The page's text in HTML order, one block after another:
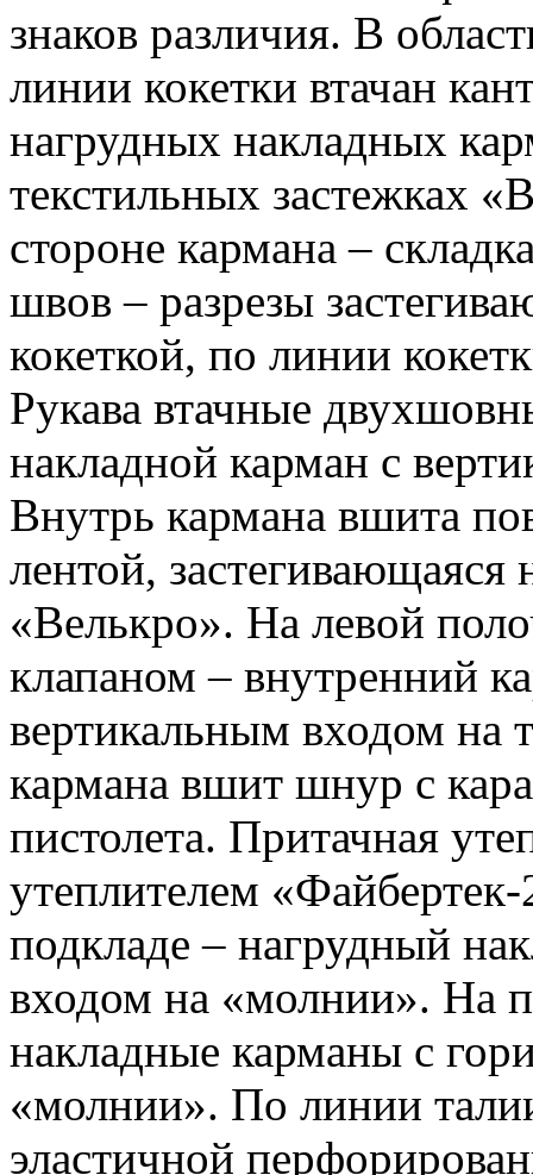
знаков различия. В
линии кокетки втачан
нагрудных накладных
текстильных застежках
стороне кармана –
швов – разрезы
кокеткой, по линии
Рукава втачные
накладной карман с
Внутрь кармана вшита
лентой, застегивающаяся
«Велькро». На левой
клапаном – внутренний
вертикальным входом на
кармана вшит шнур с
пистолета. Притачная
утеплителем
подкладе – нагрудный
входом на «молнии». На
накладные карманы с
«молнии». По линии
эластичной